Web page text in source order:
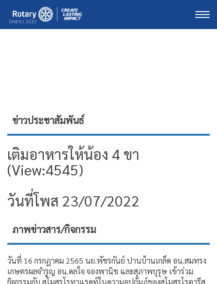
ข่าวประชาสัมพันธ์
เติมอาหารให้น้อง 4 ขา
(View:4545)
วันที่โพส 23/07/2022
ภาพข่าวสาร/กิจกรรม
วันที่ 16 กรกฏาคม 2565 นย.พัชรกันย์ ปานบ้านเกล็ด อน.สมทรง
เกษตรผลจำรูญ อน.ดลใจ จองพานิช และสุภาพบุรุษ เข้าร่วม
กิจกรรมกับ สโมสรโรทาแรคท์ในความอุปถัมภ์ของสโมสรโรตารีสุ